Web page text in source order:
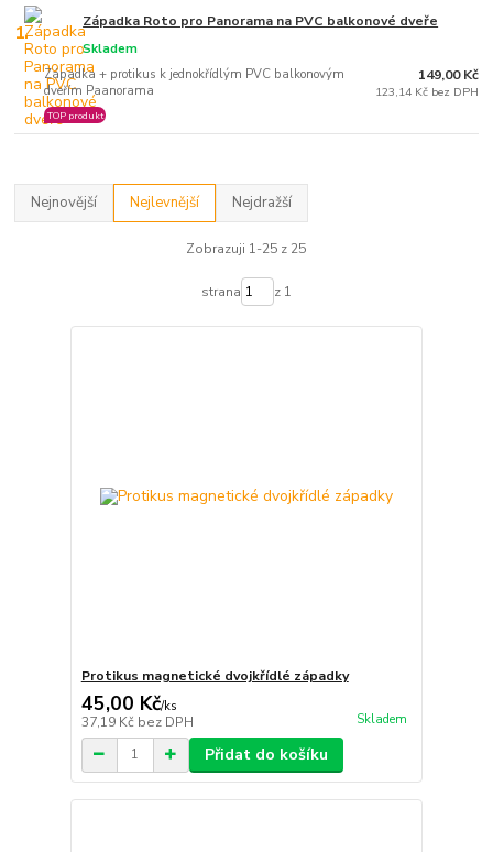
1. Západka Roto pro Panorama na PVC balkonové dveře
Západka + protikus k jednokřídlým PVC balkonovým
dveřím Paanorama
Skladem
TOP produkt
149,00 Kč
123,14 Kč bez DPH
Nejnovější Nejlevnější Nejdražší
Zobrazuji 1-25 z 25
strana z 1
Protikus magnetické dvojkřídlé západky
45,00 Kč/ks
37,19 Kč bez DPH Skladem
Přidat do košíku